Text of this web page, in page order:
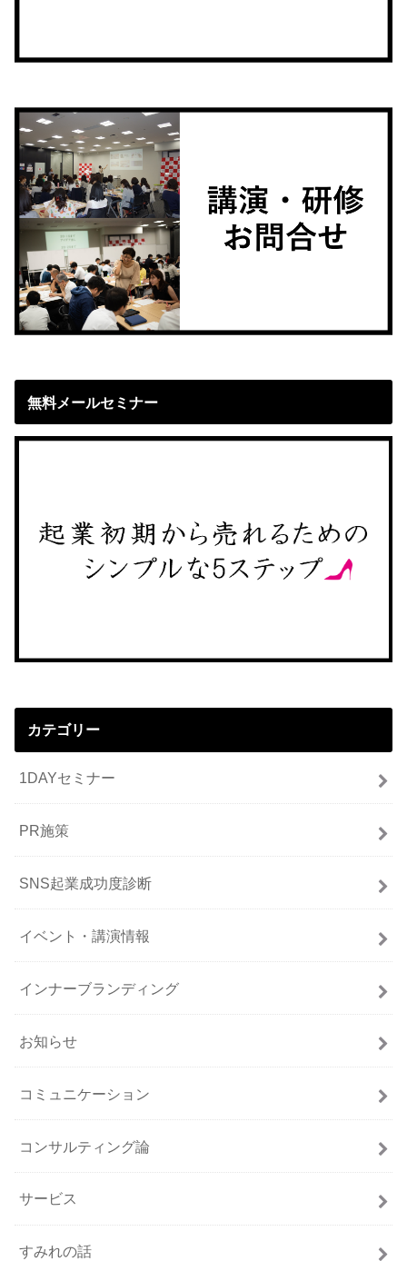
無料メールセミナー
カテゴリー
1DAYセミナー
PR施策
SNS起業成功度診断
イベント・講演情報
インナーブランディング
お知らせ
コミュニケーション
コンサルティング論
サービス
すみれの話